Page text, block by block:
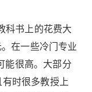
科书上的花费大
在一些冷门专业
能很高。大部分
时很多教授上